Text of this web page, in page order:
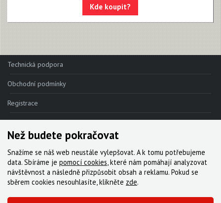
MOTIVE - NEW!!!
MAVEN - NEW!!!
DB8
Brzdové destičky
Brzdové hadice
Kazety
Kliky, převodníky
Kde koupit?
Technická podpora
Obchodní podmínky
Registrace
Reklamace
Kde nakoupit
Kontakt
Servis
Ke stažení
Než budete pokračovat
Snažíme se náš web neustále vylepšovat. A k tomu potřebujeme
data. Sbíráme je pomocí cookies, které nám pomáhají analyzovat
návštěvnost a následně přizpůsobit obsah a reklamu. Pokud se
sběrem cookies nesouhlasíte, klikněte zde.